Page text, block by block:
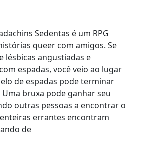
Sedentas é um RPG
queer com amigos. Se
lésbicas angustiadas e
espadas, você veio ao lugar
de espadas pode terminar
bruxa pode ganhar seu
outras pessoas a encontrar o
errantes encontram
de